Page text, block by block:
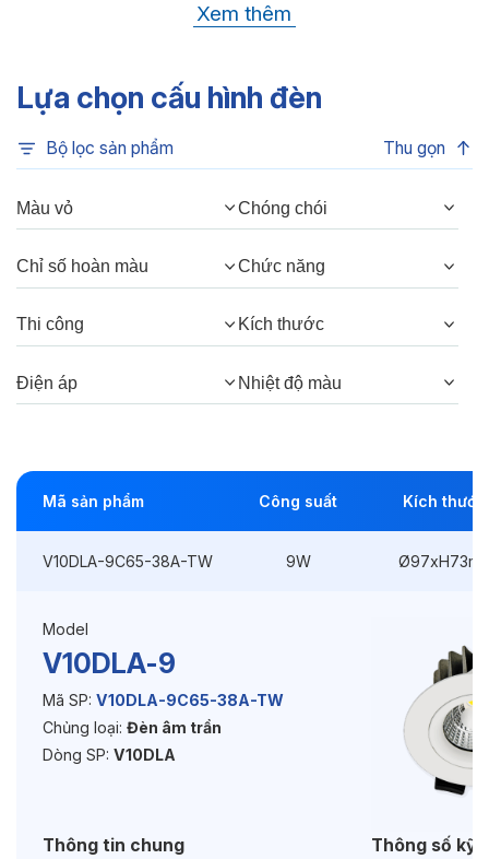
6500K, 4000K, 3500K,
Chỉ số hoàn màu: CRI80, CRI90
Quang thông:1125lm(C), 1125lm(N),
Thông số Điện & Lắp đặt
Công suất:
Kích thước
Ø97xH73mm
Thi công:Ø85mm
Tuổi thọ: >30000h
Xem thêm
Lựa chọn cấu hình đèn
Bộ lọc sản phẩm Thu gọn
Màu vỏ Chóng chói
Chỉ số hoàn màu Chức năng
Thi công Kích thước
Điện áp Nhiệt độ màu
Mã sản phẩm Công suất Kích thước
V10DLA-9C65-38A-TW 9W
Model
V10DLA-9
Mã SP: V10DLA-9C65-38A-TW
Chủng loại: Đèn âm trần
Dòng SP: V10DLA
Thông tin chung Thông số kỹ